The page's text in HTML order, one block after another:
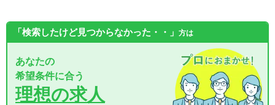
「検索したけど見つからなかった・・」 方は
あなたの
希望条件に合う
理想の求人